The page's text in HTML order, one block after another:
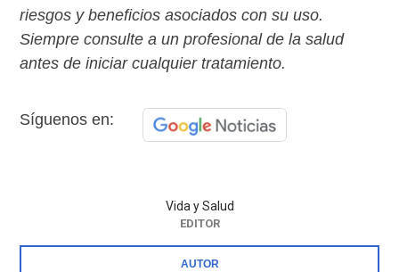
riesgos y beneficios asociados con su uso.
Siempre consulte a un profesional de la salud
antes de iniciar cualquier tratamiento.
Síguenos en:
Vida y Salud
EDITOR
AUTOR